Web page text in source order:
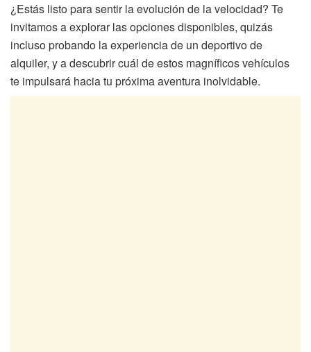
¿Estás listo para sentir la evolución de la velocidad? Te
invitamos a explorar las opciones disponibles, quizás
incluso probando la experiencia de un deportivo de
alquiler, y a descubrir cuál de estos magníficos vehículos
te impulsará hacia tu próxima aventura inolvidable.